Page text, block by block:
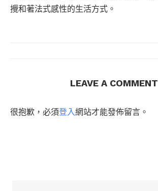
攪和著法式感性的生活方式。
LEAVE A COMMENT
很抱歉，必須登入網站才能發佈留言。